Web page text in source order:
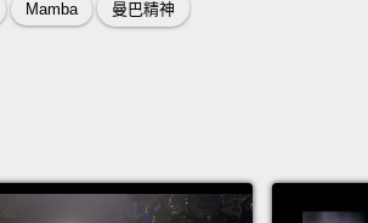
Mamba 曼巴精神